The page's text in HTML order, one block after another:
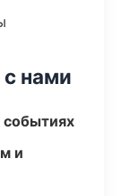
нами
и